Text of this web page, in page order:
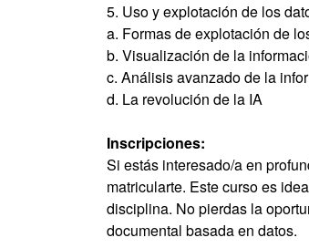
5. Uso y explotación de los
a. Formas de explotación de
b. Visualización de la
c. Análisis avanzado de la
d. La revolución de la IA
Inscripciones:
Si estás interesado/a en
matricularte. Este curso es
disciplina. No pierdas la
documental basada en datos.